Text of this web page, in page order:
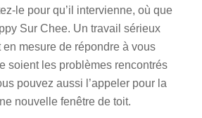
le pour qu’il intervienne, où que
Sur Chee. Un travail sérieux
en mesure de répondre à vous
soient les problèmes rencontrés
pouvez aussi l’appeler pour la
nouvelle fenêtre de toit.